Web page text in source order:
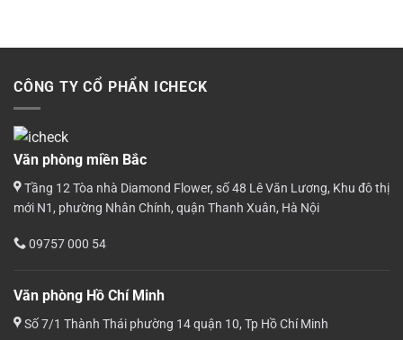
CÔNG TY CỔ PHẨN ICHECK
Văn phòng miền Bắc
Tầng 12 Tòa nhà Diamond Flower, số 48 Lê Văn Lương, Khu đô thị
mới N1, phường Nhân Chính, quận Thanh Xuân, Hà Nội
09757 000 54
Văn phòng Hồ Chí Minh
Số 7/1 Thành Thái phường 14 quận 10, Tp Hồ Chí Minh